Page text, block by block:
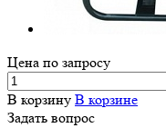
Цена по запросу
В корзину В корзине
Задать вопрос